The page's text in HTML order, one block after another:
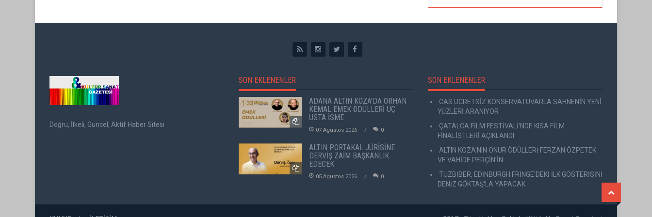
Doğru, İlkeli, Güncel, Aktif Haber Sitesi
SON EKLENENLER
ADANA ALTIN KOZA'DA ORHAN
KEMAL EMEK ÖDÜLLERİ ÜÇ
USTA İSME
07 Agustos 2026 0
ALTIN PORTAKAL JÜRİSİNE
DERVİŞ ZAİM BAŞKANLIK
EDECEK
05 Agustos 2026 0
SON EKLENENLER
CAS ÜCRETSİZ KONSERVATUVARLA SAHNENİN YENİ
YÜZLERİ ARANIYOR
ÇATALCA FİLM FESTİVALİ'NDE KISA FİLM
FİNALİSTLERİ AÇIKLANDI
ALTIN KOZA'NIN ONUR ÖDÜLLERİ FERZAN ÖZPETEK
VE VAHİDE PERÇİN'İN
TUZBİBER, EDİNBURGH FRİNGE'DEKİ İLK GÖSTERİSİNİ
DENİZ GÖKTAŞ'LA YAPACAK